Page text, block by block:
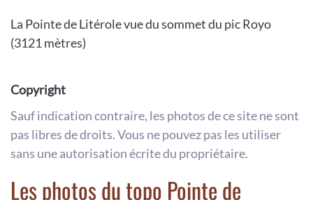
La Pointe de Litérole vue du sommet du pic Royo
(3121 mètres)
Copyright
Sauf indication contraire, les photos de ce site ne sont
pas libres de droits. Vous ne pouvez pas les utiliser
sans une autorisation écrite du propriétaire.
Les photos du topo Pointe de